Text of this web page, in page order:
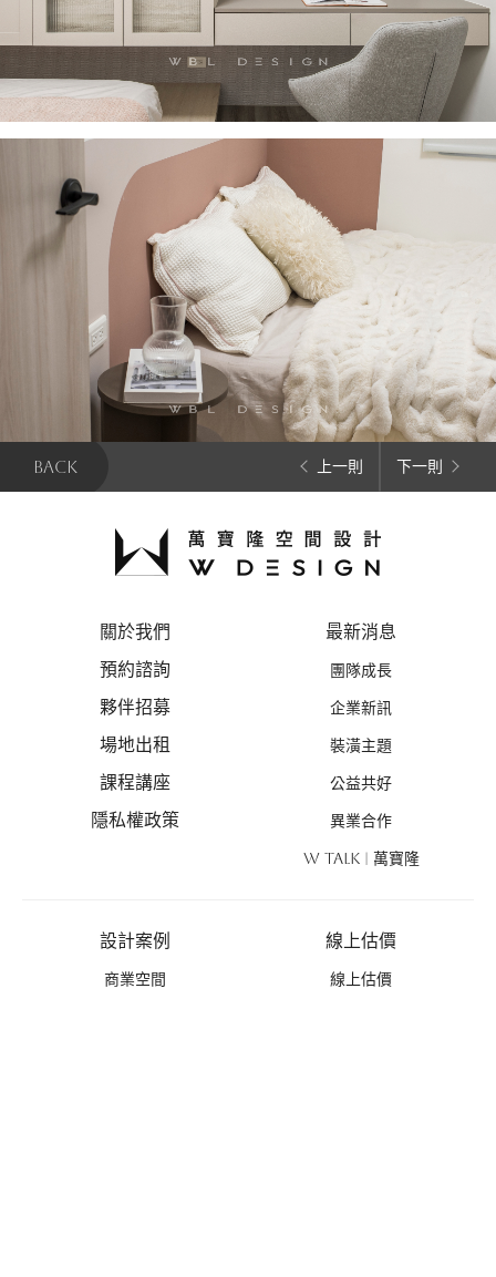
BACK 上一則 下一則
關於我們
預約諮詢
夥伴招募
場地出租
課程講座
隱私權政策
最新消息
團隊成長
企業新訊
裝潢主題
公益共好
異業合作
W TALK | 萬寶隆
設計案例
商業空間
線上估價
線上估價